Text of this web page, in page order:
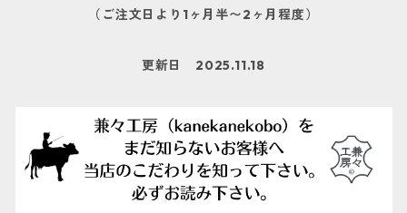
（ご注文日より1ヶ月半〜2ヶ月程度）
更新日 2025.11.18